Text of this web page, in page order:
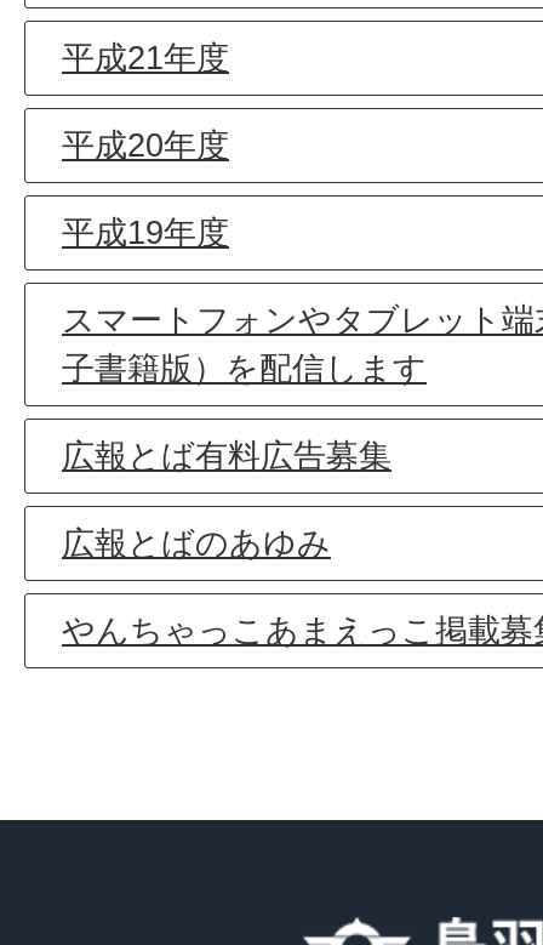
平成21年度
平成20年度
平成19年度
スマートフォンやタブレット
子書籍版）を配信します
広報とば有料広告募集
広報とばのあゆみ
やんちゃっこあまえっこ掲載募